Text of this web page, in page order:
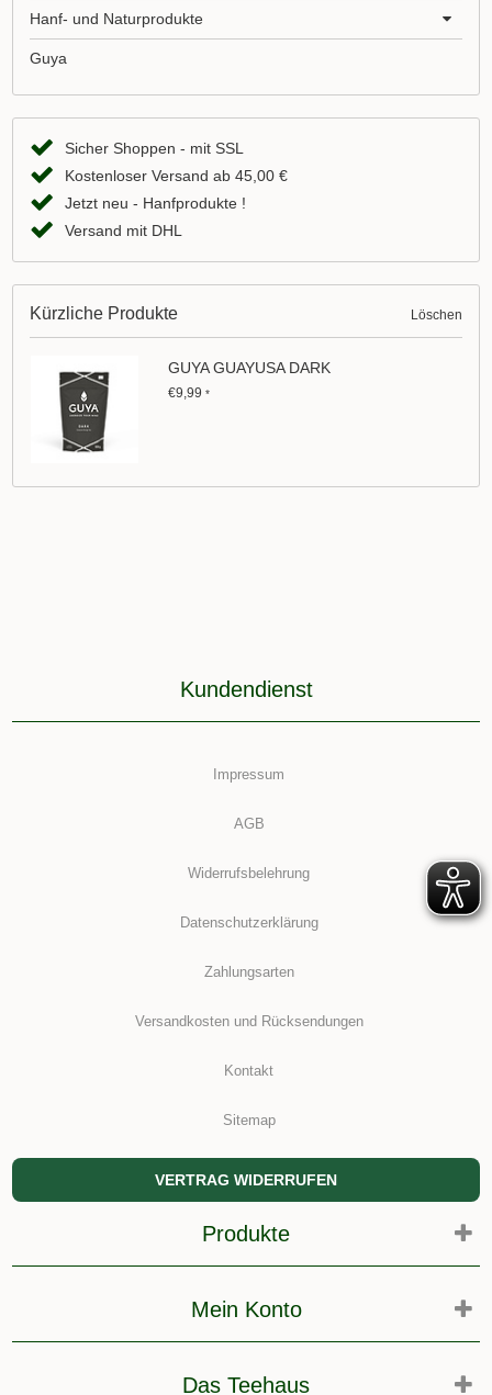
Hanf- und Naturprodukte
Guya
Sicher Shoppen - mit SSL
Kostenloser Versand ab 45,00 €
Jetzt neu - Hanfprodukte !
Versand mit DHL
Kürzliche Produkte Löschen
GUYA GUAYUSA DARK
€9,99*
Kundendienst
Impressum
AGB
Widerrufsbelehrung
Datenschutzerklärung
Zahlungsarten
Versandkosten und Rücksendungen
Kontakt
Sitemap
VERTRAG WIDERRUFEN
Produkte
Mein Konto
Das Teehaus